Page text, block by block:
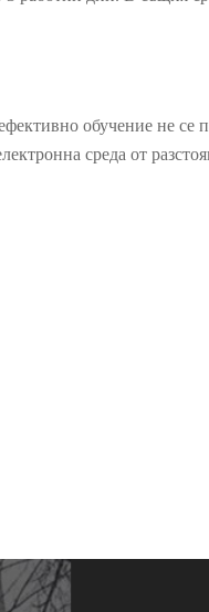
обучение не се
среда от